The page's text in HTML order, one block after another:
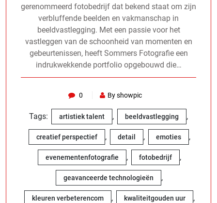
gerenommeerd fotobedrijf dat bekend staat om zijn
verbluffende beelden en vakmanschap in
beeldvastlegging. Met een passie voor het
vastleggen van de schoonheid van momenten en
gebeurtenissen, heeft Sommers Fotografie een
indrukwekkende portfolio opgebouwd die…
0 By showpic
Tags: artistiek talent , beeldvastlegging ,
creatief perspectief , detail , emoties ,
evenementenfotografie , fotobedrijf ,
geavanceerde technologieën ,
kleuren verbeterencom , kwaliteitgouden uur ,